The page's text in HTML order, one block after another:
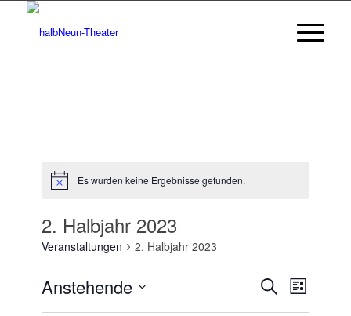
HinweisEs wurden keine Ergebnisse gefunden.
2. Halbjahr 2023
Veranstaltungen 2. Halbjahr 2023
SucheListe
Anstehende